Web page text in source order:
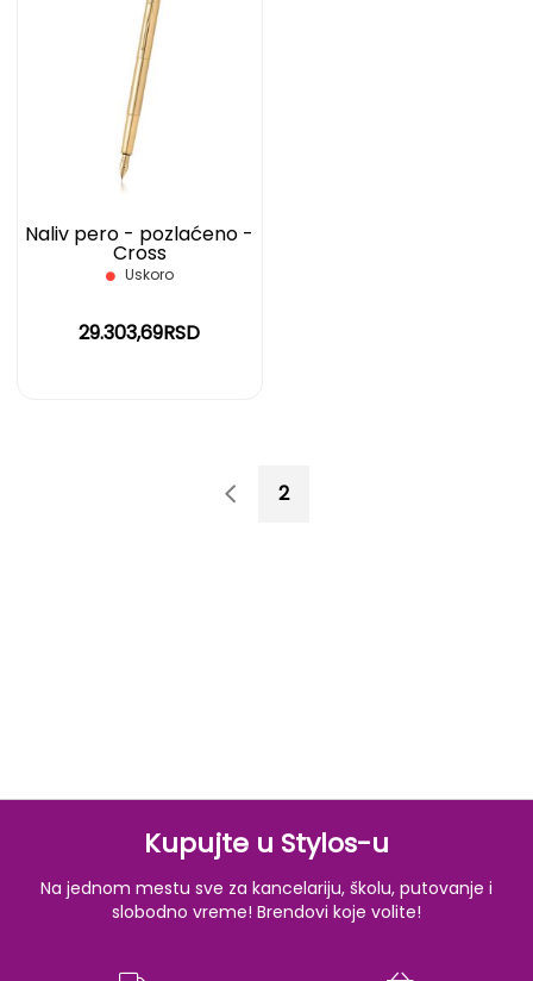
Naliv pero - pozlaćeno -
Cross
Uskoro
29.303,69RSD
Page
Previous
Page
1 You're currently reading
2
Kupujte u Stylos-u
Na jednom mestu sve za kancelariju, školu, putovanje i
slobodno vreme! Brendovi koje volite!